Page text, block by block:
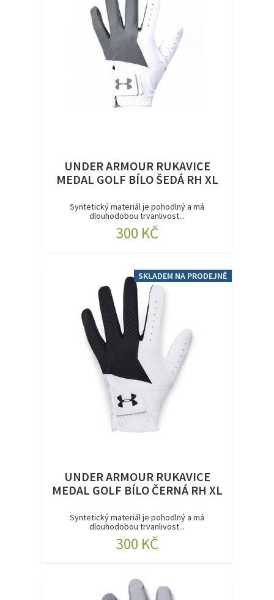
UNDER ARMOUR RUKAVICE
MEDAL GOLF BÍLO ŠEDÁ RH XL
Syntetický materiál je pohodlný a má
dlouhodobou trvanlivost...
300 KČ
SKLADEM NA PRODEJNĚ
UNDER ARMOUR RUKAVICE
MEDAL GOLF BÍLO ČERNÁ RH XL
Syntetický materiál je pohodlný a má
dlouhodobou trvanlivost...
300 KČ